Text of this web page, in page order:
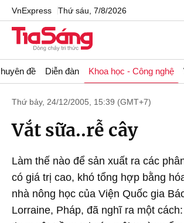
VnExpress Thứ sáu, 7/8/2026
đề Diễn đàn Khoa học - Công nghệ
Thứ bảy, 24/12/2005, 15:39 (GMT+7)
Vắt sữa..rễ cây
Làm thế nào để sản xuất ra các
có giá trị cao, khó tổng hợp bằng
nhà nông học của Viện Quốc gia
Lorraine, Pháp, đã nghĩ ra một